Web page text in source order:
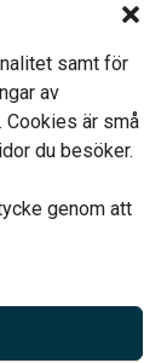
samt för
av
Cookies är små
du besöker.
genom att